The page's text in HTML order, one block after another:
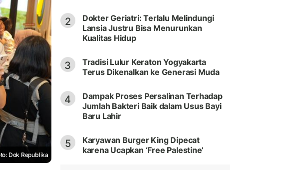
Dok Republika
2
Dokter Geriatri: Terlalu Melindungi
Lansia Justru Bisa Menurunkan
Kualitas Hidup
3
Tradisi Lulur Keraton Yogyakarta
Terus Dikenalkan ke Generasi Muda
4
Dampak Proses Persalinan Terhadap
Jumlah Bakteri Baik dalam Usus Bayi
Baru Lahir
5
Karyawan Burger King Dipecat
karena Ucapkan ‘Free Palestine’